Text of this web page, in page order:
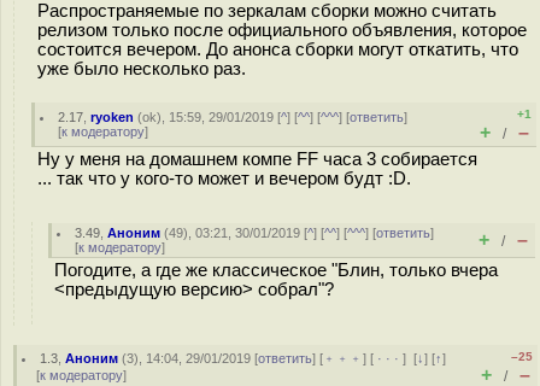
Распространяемые по зеркалам сборки можно считать
релизом только после официального объявления, которое
состоится вечером. До анонса сборки могут откатить, что
уже было несколько раз.
2.17 ,ryoken (ok), 15:59, 29/01/2019 [^] [^^] [^^^] [ответить]
[к модератору]
+1
+ / –
Ну у меня на домашнем компе FF часа 3 собирается
... так что у кого-то может и вечером будт :D.
3.49 ,Аноним (49), 03:21, 30/01/2019 [^] [^^] [^^^] [ответить]
[к модератору] + / –
Погодите, а где же классическое "Блин, только вчера
<предыдущую версию> собрал"?
1.3 ,Аноним (3), 14:04, 29/01/2019 [ответить] [ ﹢﹢﹢] [ · · ·][↓] [↑]
[к модератору]
–25
+ / –